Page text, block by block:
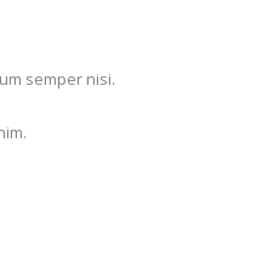
semper nisi.